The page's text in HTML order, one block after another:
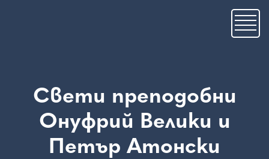
Свети преподобни
Онуфрий Велики и
Петър Атонски